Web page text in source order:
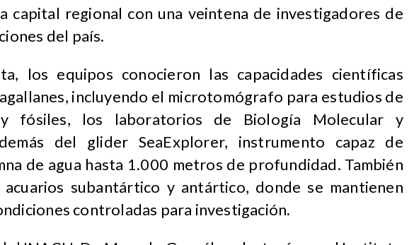
capital regional con una veintena de investigadores de
del país.
los equipos conocieron las capacidades científicas
incluyendo el microtomógrafo para estudios de
fósiles, los laboratorios de Biología Molecular y
del glider SeaExplorer, instrumento capaz de
de agua hasta 1.000 metros de profundidad. También
subantártico y antártico, donde se mantienen
controladas para investigación.